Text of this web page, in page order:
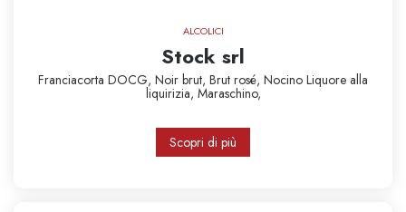
ALCOLICI
Stock srl
Franciacorta DOCG, Noir brut, Brut rosé, Nocino Liquore alla
liquirizia, Maraschino,
Scopri di più